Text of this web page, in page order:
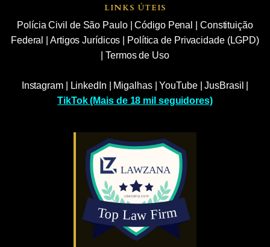
LINKS ÚTEIS
Polícia Civil de São Paulo|Código Penal
Constituição
Federal
Artigos Jurídicos
Política de Privacidade (LGPD)
|Termos de Uso
Instagram| LinkedIn Migalhas|YouTube|JusBrasil
TikTok (Mais de 18 mil seguidores)